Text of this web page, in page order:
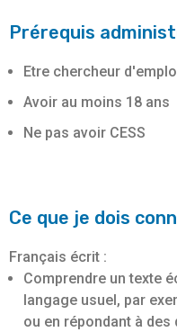
Prérequis
Etre chercheur
Avoir au moins 18 ans
Ne pas avoir CESS
Ce que je dois
Français écrit :
Comprendre un texte
langage usuel, par
ou en répondant à